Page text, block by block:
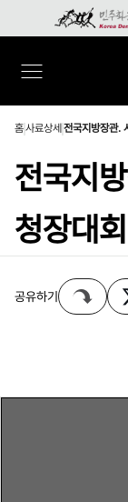
홈사료상세 전국지방장관.
전국지
청장대회
공유하기